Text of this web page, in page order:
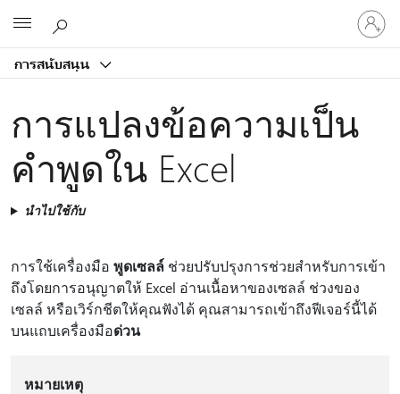
การสนับสนุน
ลงชื่อ
เข้า
บัญชี
คุณ
การแปลงข้อความเป็น
คำพูดใน Excel
นำไปใช้กับ
การใช้เครื่องมือ พูดเซลล์ ช่วยปรับปรุงการช่วยสําหรับการเข้า
ถึงโดยการอนุญาตให้ Excel อ่านเนื้อหาของเซลล์ ช่วงของ
เซลล์ หรือเวิร์กชีตให้คุณฟังได้ คุณสามารถเข้าถึงฟีเจอร์นี้ได้
บนแถบเครื่องมือด่วน
หมายเหตุ